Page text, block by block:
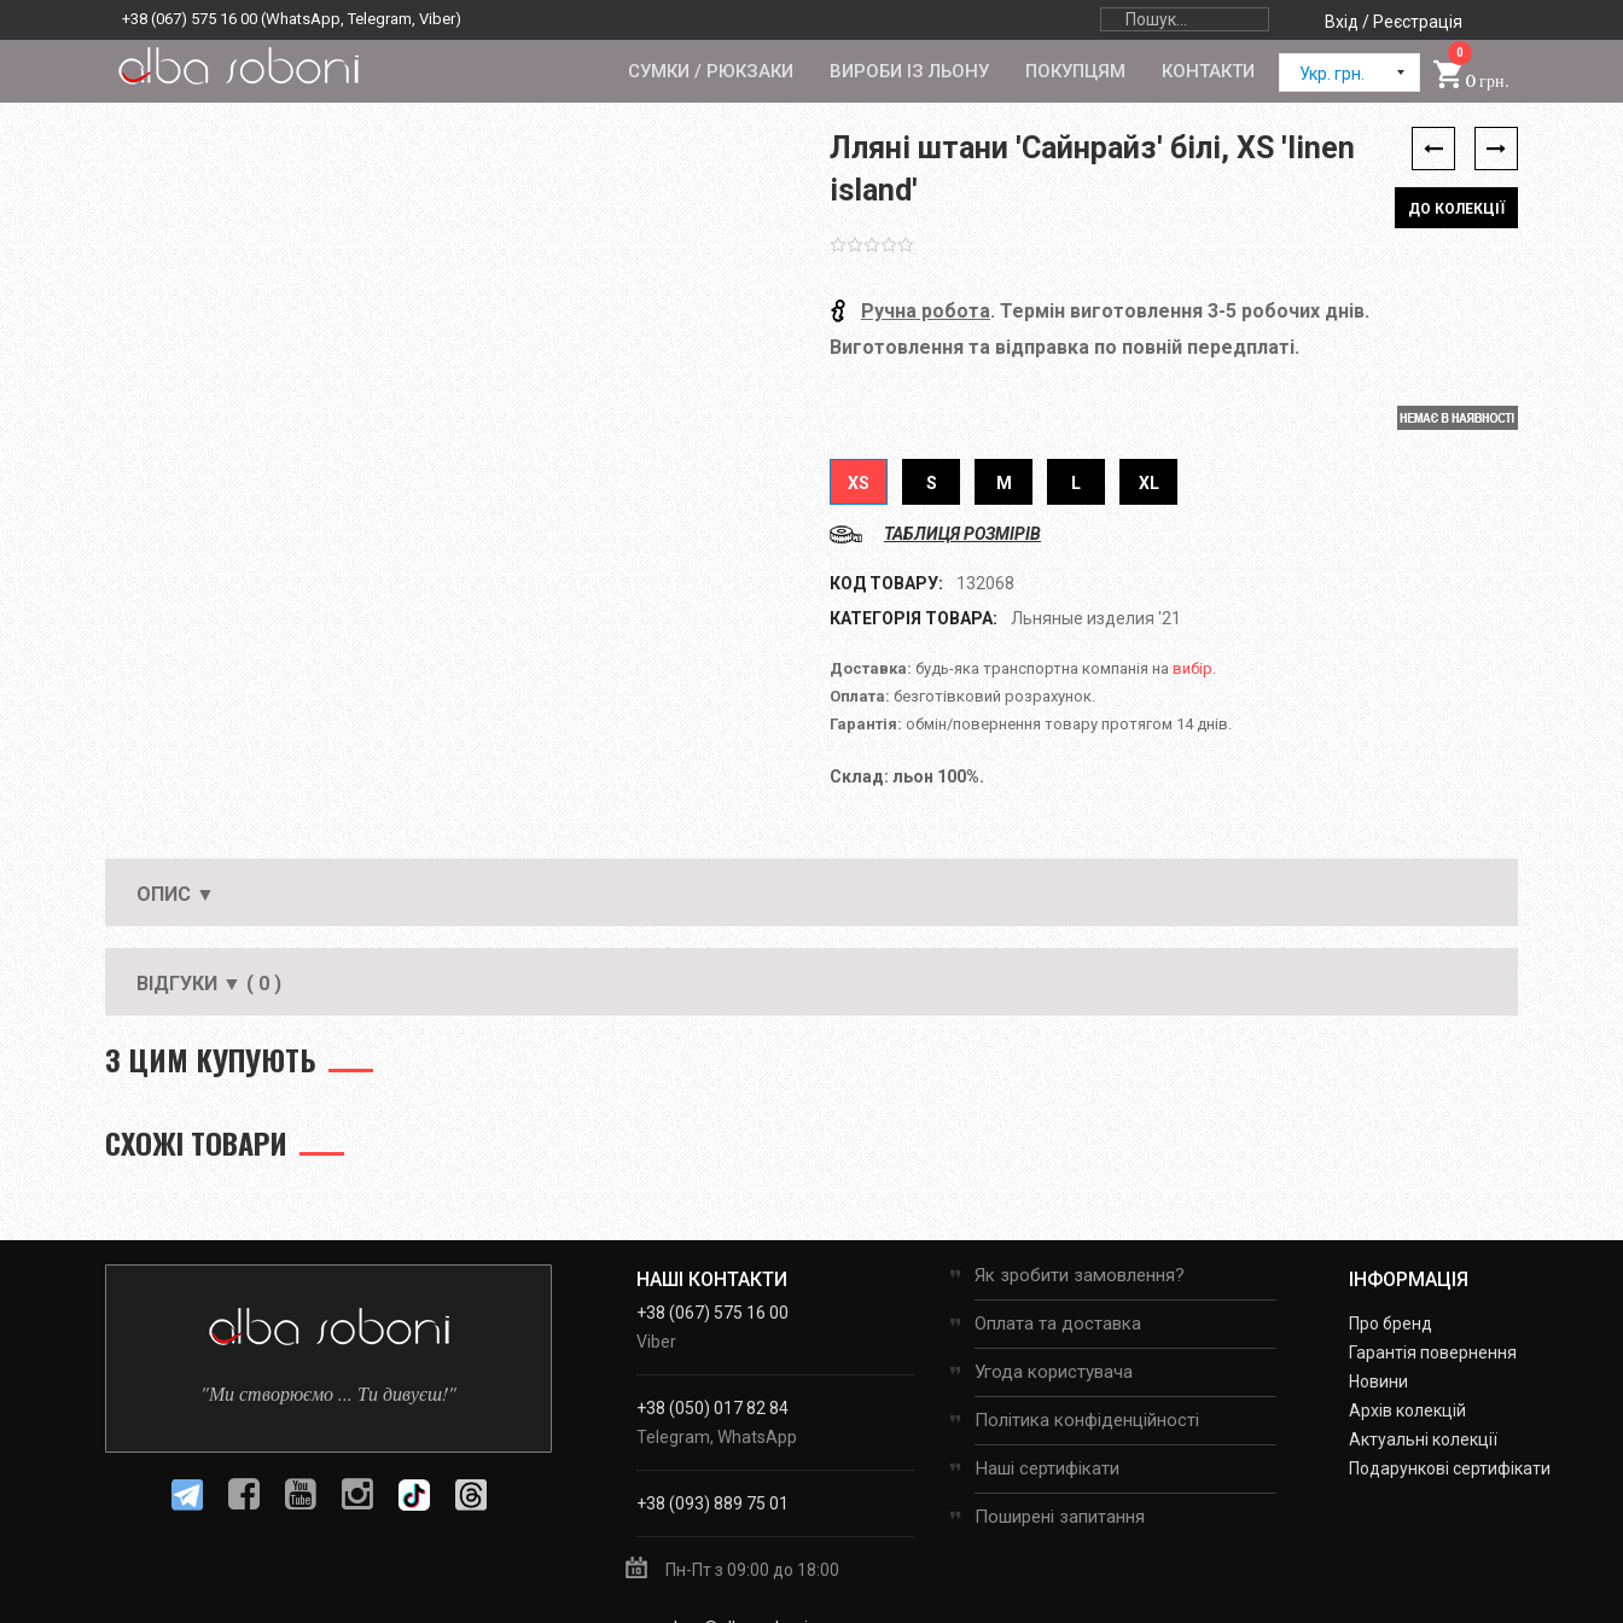
+38 (067) 575 16 00 (WhatsApp, Telegram, Viber) Вхід / Реєстрація
Укр. грн.
0
0 грн.
СУМКИ / РЮКЗАКИ ВИРОБИ ІЗ ЛЬОНУ ПОКУПЦЯМ КОНТАКТИ
ДО КОЛЕКЦІЇ
Лляні штани 'Сайнрайз' білі, XS 'linen
island'
Ручна робота. Термін виготовлення 3-5 робочих днів.
Виготовлення та відправка по повній передплаті.
XS S M L XL
ТАБЛИЦЯ РОЗМІРІВ
КОД ТОВАРУ:
132068
КАТЕГОРІЯ ТОВАРА:
Льняные изделия '21
Доставка: будь-яка транспортна компанія на вибір.
Оплата: безготівковий розрахунок.
Гарантія: обмін/повернення товару протягом 14 днів.
Склад: льон 100%.
ОПИС ▼
ВІДГУКИ ▼ ( 0 )
З ЦИМ КУПУЮТЬ
СХОЖІ ТОВАРИ
"Ми створюємо ... Ти дивуєш!"
НАШІ КОНТАКТИ
+38 (067) 575 16 00
Viber
+38 (050) 017 82 84
Telegram, WhatsApp
+38 (093) 889 75 01
Пн-Пт з 09:00 до 18:00
Як зробити замовлення?
Оплата та доставка
Угода користувача
Політика конфіденційності
Наші сертифікати
Поширені запитання
ІНФОРМАЦІЯ
Про бренд
Гарантія повернення
Новини
Архів колекцій
Актуальні колекції
Подарункові сертифікати